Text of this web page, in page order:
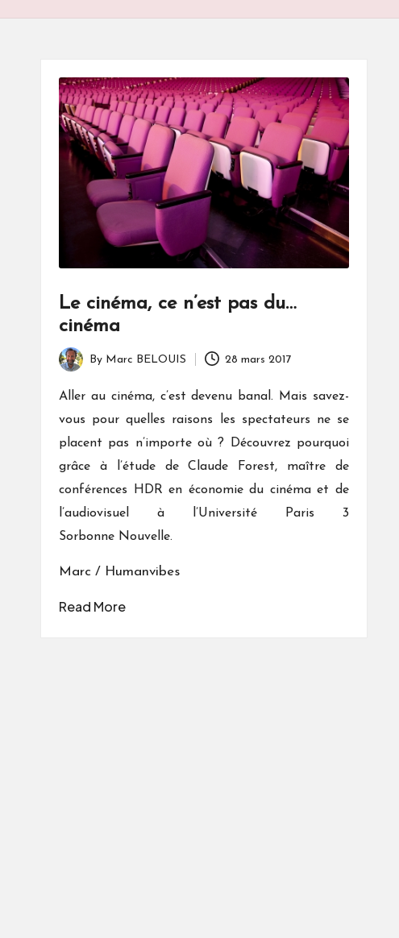
Le cinéma, ce n’est pas du…
cinéma
Posted
by
By Marc BELOUIS 28 mars 2017
Aller au cinéma, c’est devenu banal. Mais savez-
vous pour quelles raisons les spectateurs ne se
placent pas n’importe où ? Découvrez pourquoi
grâce à l’étude de Claude Forest, maître de
conférences HDR en économie du cinéma et de
l’audiovisuel à l’Université Paris 3
Sorbonne Nouvelle.
Marc / Humanvibes
Read More